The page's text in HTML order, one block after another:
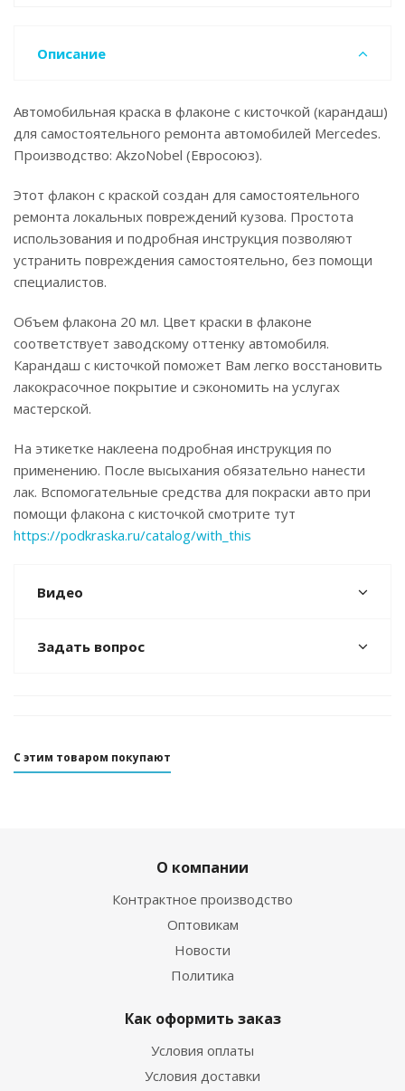
Описание
Автомобильная краска в флаконе с кисточкой (карандаш)
для самостоятельного ремонта автомобилей Mercedes.
Производство: AkzoNobel (Евросоюз).
Этот флакон с краской создан для самостоятельного
ремонта локальных повреждений кузова. Простота
использования и подробная инструкция позволяют
устранить повреждения самостоятельно, без помощи
специалистов.
Объем флакона 20 мл. Цвет краски в флаконе
соответствует заводскому оттенку автомобиля.
Карандаш с кисточкой поможет Вам легко восстановить
лакокрасочное покрытие и сэкономить на услугах
мастерской.
На этикетке наклеена подробная инструкция по
применению. После высыхания обязательно нанести
лак. Вспомогательные средства для покраски авто при
помощи флакона с кисточкой смотрите тут
https://podkraska.ru/catalog/with_this
Видео
Задать вопрос
С этим товаром покупают
О компании
Контрактное производство
Оптовикам
Новости
Политика
Как оформить заказ
Условия оплаты
Условия доставки